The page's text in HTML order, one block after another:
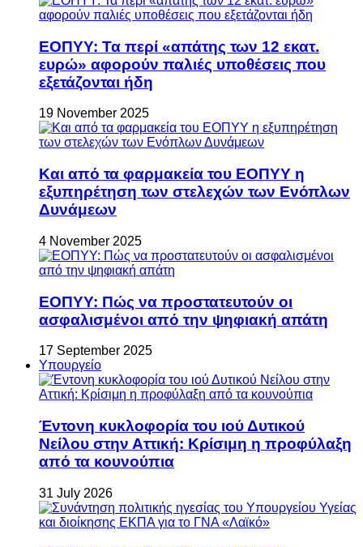
ΕΟΠΥΥ: Τα περί «απάτης των 12 εκατ.
ευρώ» αφορούν παλιές υποθέσεις που
εξετάζονται ήδη
19 November 2025
Και από τα φαρμακεία του ΕΟΠΥΥ η
εξυπηρέτηση των στελεχών των Ενόπλων
Δυνάμεων
4 November 2025
ΕΟΠΥΥ: Πώς να προστατευτούν οι
ασφαλισμένοι από την ψηφιακή απάτη
17 September 2025
Υπουργείο
Έντονη κυκλοφορία του ιού Δυτικού
Νείλου στην Αττική: Κρίσιμη η προφύλαξη
από τα κουνούπια
31 July 2026